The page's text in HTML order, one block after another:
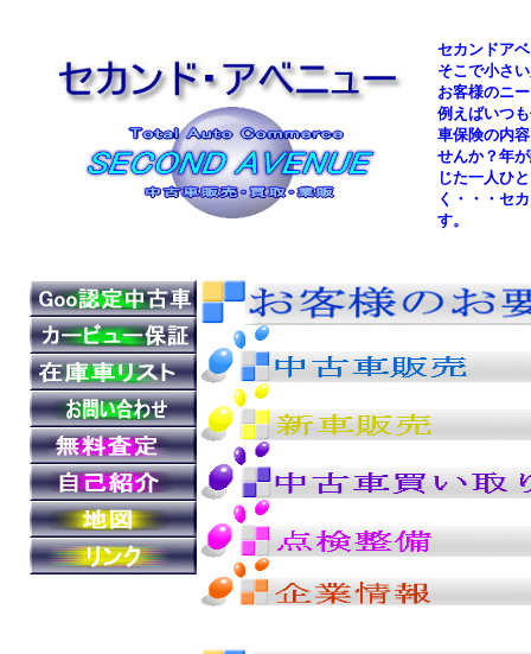
セカンドア
そこで小さ
お客様のニ
例えばいつ
車保険の内
せんか？年
じた一人ひ
く・・・セ
す。